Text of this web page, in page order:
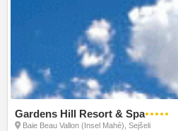
Gardens Hill Resort & Spa●●●●●
Baie Beau Vallon (Insel Mahé), Sejšeli